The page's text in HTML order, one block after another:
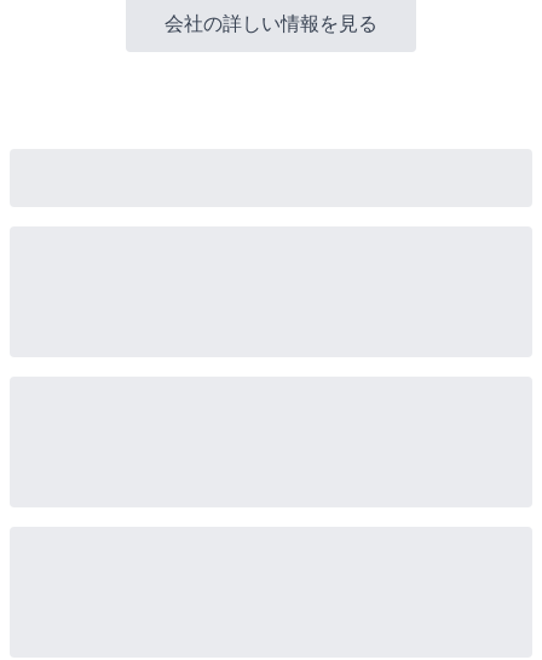
会社の詳しい情報を見る